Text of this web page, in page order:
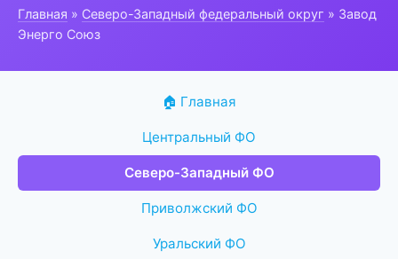
Главная » Северо-Западный федеральный округ » Завод
Энерго Союз
🏠 Главная
Центральный ФО
Северо-Западный ФО
Приволжский ФО
Уральский ФО